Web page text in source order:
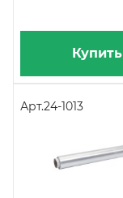
Купить
Арт.24-1013